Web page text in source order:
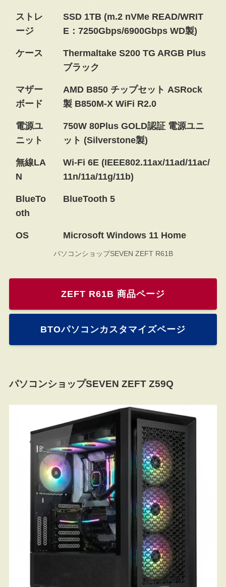
ストレ
ージ
SSD 1TB (m.2 nVMe READ/WRIT
E：7250Gbps/6900Gbps WD製)
ケース
Thermaltake S200 TG ARGB Plus
ブラック
マザー
ボード
AMD B850 チップセット ASRock
製 B850M-X WiFi R2.0
電源ユ
ニット
750W 80Plus GOLD認証 電源ユニ
ット (Silverstone製)
無線LA
N
Wi-Fi 6E (IEEE802.11ax/11ad/11ac/
11n/11a/11g/11b)
BlueTo
oth
BlueTooth 5
OS Microsoft Windows 11 Home
パソコンショップSEVEN ZEFT R61B
ZEFT R61B 商品ページ
BTOパソコンカスタマイズページ
パソコンショップSEVEN ZEFT Z59Q